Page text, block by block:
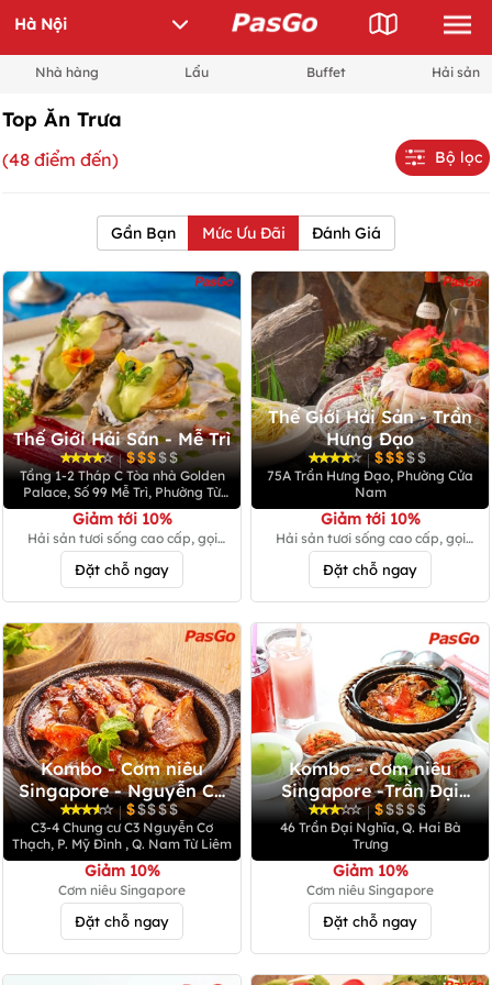
Nhà hàng Lẩu Buffet Hải sản
Top Ăn Trưa
(48 điểm đến) Bộ lọc
Gần Bạn Mức Ưu Đãi Đánh Giá
Thế Giới Hải Sản - Mễ Trì
|
Tầng 1-2 Tháp C Tòa nhà Golden
Palace, Số 99 Mễ Trì, Phường Từ
Liêm
Giảm tới 10%
Hải sản tươi sống cao cấp, gọi
Đặt chỗ ngay
Thế Giới Hải Sản - Trần
Hưng Đạo
|
75A Trần Hưng Đạo, Phường Cửa
Nam
Giảm tới 10%
Hải sản tươi sống cao cấp, gọi
Đặt chỗ ngay
Kombo - Cơm niêu
Singapore - Nguyễn Cơ
Thạch
|
C3-4 Chung cư C3 Nguyễn Cơ
Thạch, P. Mỹ Đình , Q. Nam Từ Liêm
Giảm 10%
Cơm niêu Singapore
Đặt chỗ ngay
Kombo - Cơm niêu
Singapore -Trần Đại
Nghĩa
|
46 Trần Đại Nghĩa, Q. Hai Bà
Trưng
Giảm 10%
Cơm niêu Singapore
Đặt chỗ ngay